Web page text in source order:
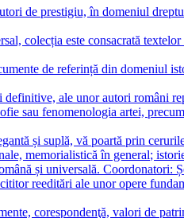
de prestigiu, în domeniul
colecția este consacrată
de referință din
definitive, ale unor autori
sau fenomenologia artei,
și suplă, vă poartă prin
memorialistică în general;
și universală.
reeditări ale unor opere
corespondenţă, valori de